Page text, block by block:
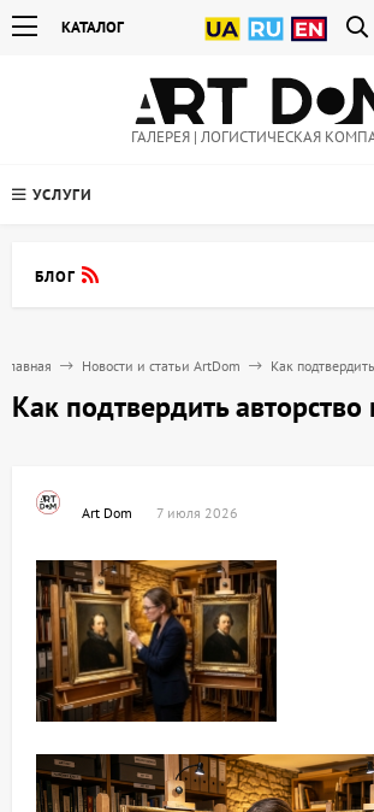
КАТАЛОГ
ГАЛЕРЕЯ | ЛОГИСТИЧЕСКАЯ
УСЛУГИ
Главная Новости и статьи ArtDom Как
Как подтвердить авторство
Art Dom 7 июля 2026
БЛОГ